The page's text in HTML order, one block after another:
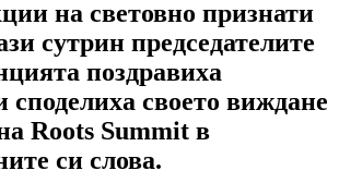
на световно признати
сутрин председателите
поздравиха
споделиха своето виждане
Roots Summit в
си слова.